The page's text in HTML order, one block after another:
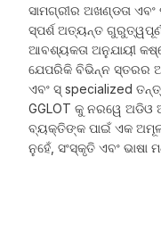
ସାମଗ୍ରୀର ଅଖଣ୍ଡତା
ସ୍ପର୍ଶ ଅତ୍ୟନ୍ତ
ଆବଶ୍ୟକତା ଅନୁଯାୟୀ
ଯେପରିକି ବିଭିନ୍ନ ସ୍ତରର
ଏବଂ ସ୍ specialized
GGLOT କୁ ନରୱେ ଅଡିଓ
ବ୍ୟକ୍ତିଙ୍କ ପାଇଁ ଏକ
ନୁହେଁ, ସଂସ୍କୃତି ଏବଂ ଭାଷା